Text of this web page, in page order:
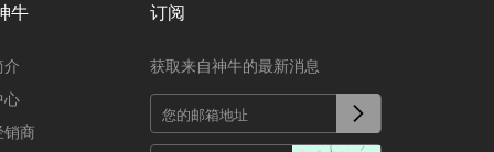
牛
介
心
商
订阅
获取来自神牛的最新消息